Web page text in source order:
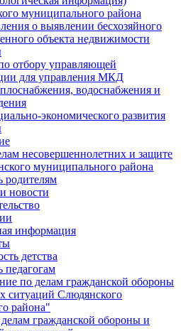
муниципального района
о выявлении бесхозяйного
объекта недвижимости
отбору управляющей
для управления МКД
водоснабжения и
экономического развития
несовершеннолетних и защите
муниципального района
новости
информация
детства
по делам гражданской обороны
ситуаций Слюдянского
района"
гражданской обороны и